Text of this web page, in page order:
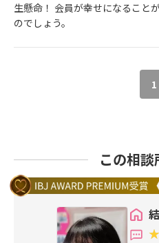
生懸命！ 会員が幸せになること
のでしょう。
1
この相